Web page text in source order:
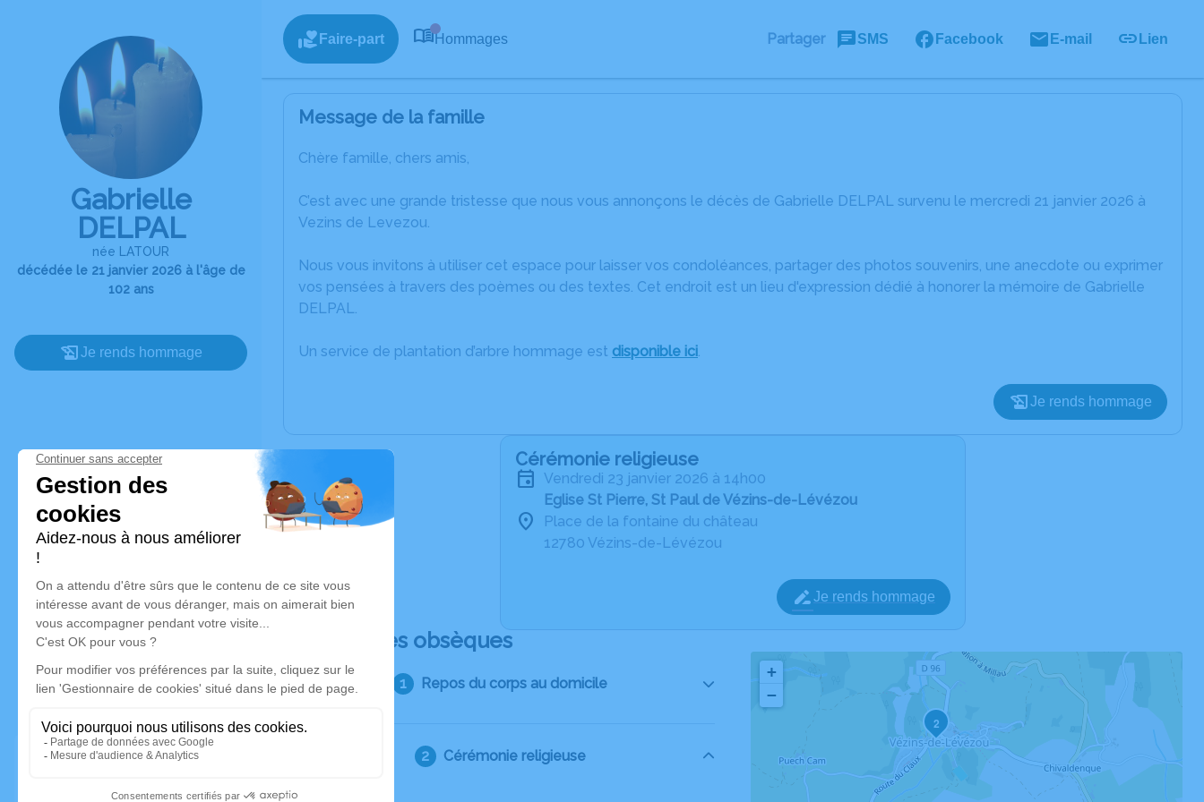
Gabrielle
DELPAL
née LATOUR
décédée le 21 janvier 2026 à l'âge de
102 ans
Je rends hommage
Faire-part Hommages Partager SMS Facebook E-mail Lien
Message de la famille
Chère famille, chers amis,
C’est avec une grande tristesse que nous vous annonçons le décès de Gabrielle DELPAL survenu le mercredi 21 janvier 2026 à
Vezins de Levezou.
Nous vous invitons à utiliser cet espace pour laisser vos condoléances, partager des photos souvenirs, une anecdote ou exprimer
vos pensées à travers des poèmes ou des textes. Cet endroit est un lieu d'expression dédié à honorer la mémoire de Gabrielle
DELPAL.
Un service de plantation d’arbre hommage est disponible ici.
Je rends hommage
Cérémonie religieuse
vendredi 23 janvier 2026 à 14h00
Eglise St Pierre, St Paul de Vézins-de-Lévézou
Place de la fontaine du château
12780 Vézins-de-Lévézou
Je rends hommage
Déroulé des obsèques
Repos du corps au domicile
Cérémonie religieuse
2
+
−